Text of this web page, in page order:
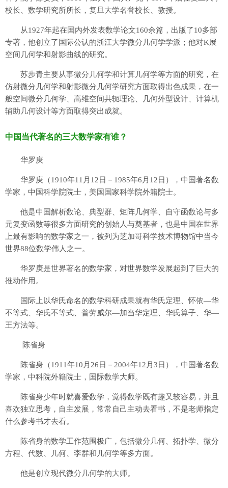
校长、数学研究所所长，复旦大学名誉校长、教授。
从1927年起在国内外发表数学论文160余篇，出版了10多部
专著，他创立了国际公认的浙江大学微分几何学学派；他对K展
空间几何学和射影曲线的研究。
苏步青主要从事微分几何学和计算几何学等方面的研究，在
仿射微分几何学和射影微分几何学研究方面取得出色成果，在一
般空间微分几何学、高维空间共轭理论、几何外型设计、计算机
辅助几何设计等方面取得突出成就。
中国当代著名的三大数学家有谁？
华罗庚
华罗庚（1910年11月12日－1985年6月12日），中国著名数
学家，中国科学院院士，美国国家科学院外籍院士。
他是中国解析数论、典型群、矩阵几何学、自守函数论与多
元复变函数等很多方面研究的创始人与奠基者，也是中国在世界
上最有影响的数学家之一，被列为芝加哥科学技术博物馆中当今
世界88位数学伟人之一。
华罗庚是世界著名的数学家，对世界数学发展起到了巨大的
推动作用。
国际上以华氏命名的数学科研成果就有华氏定理、怀依—华
不等式、华氏不等式、普劳威尔—加当华定理、华氏算子、华—
王方法等。
陈省身
陈省身（1911年10月26日－2004年12月3日），中国著名数
学家，中科院外籍院士，国际数学大师。
陈省身少年时就喜爱数学，觉得数学既有趣又较容易，并且
喜欢独立思考，自主发展，常常自己主动去看书，不是老师指定
什么参考书才去看。
陈省身的数学工作范围极广，包括微分几何、拓扑学、微分
方程、代数、几何、李群和几何学等多方面。
他是创立现代微分几何学的大师。